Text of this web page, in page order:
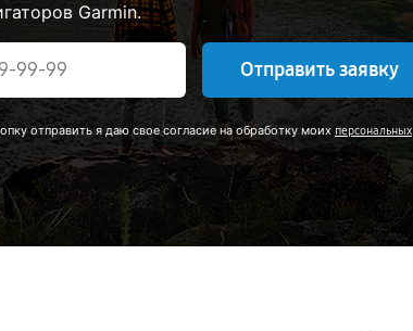
Garmin.
Отправить заявку
отправить я даю свое согласие на обработку моих персональных